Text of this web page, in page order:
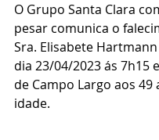
O Grupo Santa Clara
pesar comunica o
Sra. Elisabete
dia 23/04/2023 ás 7h15
de Campo Largo aos 49
idade.